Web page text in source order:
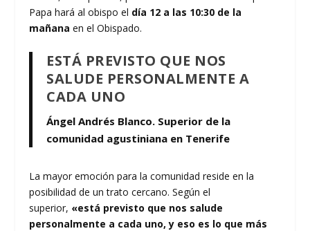
Papa hará al obispo el día 12 a las 10:30 de la
mañana en el Obispado.
ESTÁ PREVISTO QUE NOS
SALUDE PERSONALMENTE A
CADA UNO
Ángel Andrés Blanco. Superior de la
comunidad agustiniana en Tenerife
La mayor emoción para la comunidad reside en la
posibilidad de un trato cercano. Según el
superior, «está previsto que nos salude
personalmente a cada uno, y eso es lo que más